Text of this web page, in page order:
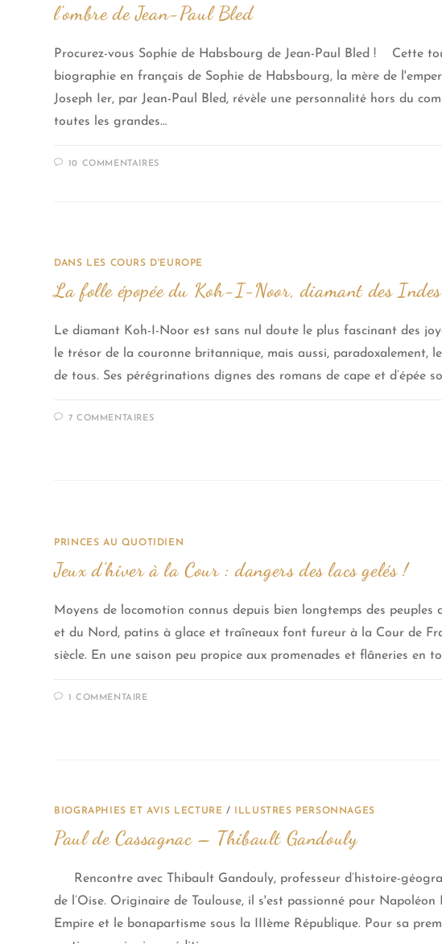
l’ombre de Jean-Paul Bled
Procurez-vous Sophie de Habsbourg de Jean-Paul Bled ! Cette
biographie en français de Sophie de Habsbourg, la mère de
Joseph Ier, par Jean-Paul Bled, révèle une personnalité hors du
toutes les grandes…
10 COMMENTAIRES
DANS LES COURS D'EUROPE
La folle épopée du Koh-I-Noor, diamant des Indes
Le diamant Koh-I-Noor est sans nul doute le plus fascinant des
le trésor de la couronne britannique, mais aussi, paradoxalement,
de tous. Ses pérégrinations dignes des romans de cape et d’épée
7 COMMENTAIRES
PRINCES AU QUOTIDIEN
Jeux d’hiver à la Cour : dangers des lacs gelés !
Moyens de locomotion connus depuis bien longtemps des peuples
et du Nord, patins à glace et traîneaux font fureur à la Cour de
siècle. En une saison peu propice aux promenades et flâneries en
1 COMMENTAIRE
BIOGRAPHIES ET AVIS LECTURE / ILLUSTRES PERSONNAGES
Paul de Cassagnac – Thibault Gandouly
Rencontre avec Thibault Gandouly, professeur d’histoire-
de l’Oise. Originaire de Toulouse, il s'est passionné pour Napoléon
Empire et le bonapartisme sous la IIIème République. Pour sa